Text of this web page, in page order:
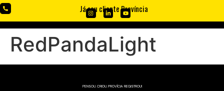
Já sou cliente Província
RedPandaLight
PENSOU. CRIOU. PROVÍCIA REGISTROU!